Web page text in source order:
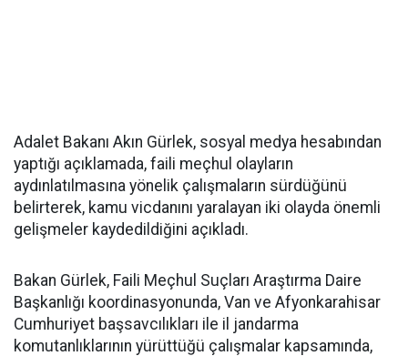
Adalet Bakanı Akın Gürlek, sosyal medya hesabından
yaptığı açıklamada, faili meçhul olayların
aydınlatılmasına yönelik çalışmaların sürdüğünü
belirterek, kamu vicdanını yaralayan iki olayda önemli
gelişmeler kaydedildiğini açıkladı.
Bakan Gürlek, Faili Meçhul Suçları Araştırma Daire
Başkanlığı koordinasyonunda, Van ve Afyonkarahisar
Cumhuriyet başsavcılıkları ile il jandarma
komutanlıklarının yürüttüğü çalışmalar kapsamında,